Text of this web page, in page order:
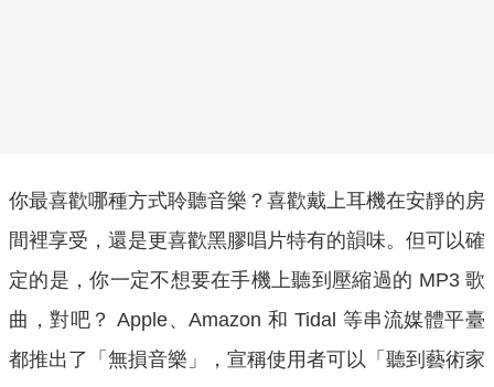
你最喜歡哪種方式聆聽音樂？喜歡戴上耳機在安靜的房
間裡享受，還是更喜歡黑膠唱片特有的韻味。但可以確
定的是，你一定不想要在手機上聽到壓縮過的 MP3 歌
曲，對吧？ Apple、Amazon 和 Tidal 等串流媒體平臺
都推出了「無損音樂」，宣稱使用者可以「聽到藝術家